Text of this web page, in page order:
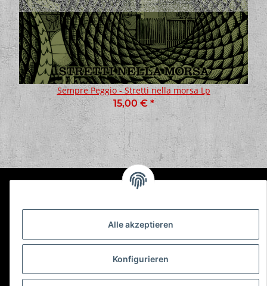
Sempre Peggio - Stretti nella morsa Lp
15,00 € *
Gesetzliche InformationenAlle akzeptieren
Konfigurieren